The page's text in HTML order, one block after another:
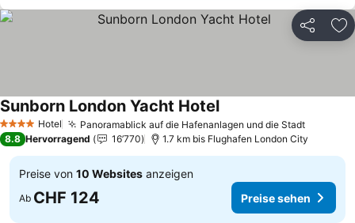
Teilen
4 Sterne Hotel Panoramablick auf die Hafenanlagen und die StadtPreise
Sunborn London Yacht HotelPreise sehen
8.8 Hervorragend 16’770 1.7 km bis Flughafen London City
Preise von 10 Websites anzeigen
Ab CHF 124 Preise sehen